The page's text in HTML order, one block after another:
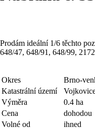
Prodám ideální 1/6 těchto
648/47, 648/91, 648/99,
Okres
Brno-
Katastrální území
Výměra
0.4 ha
Cena
dohodou
Volné od
ihned